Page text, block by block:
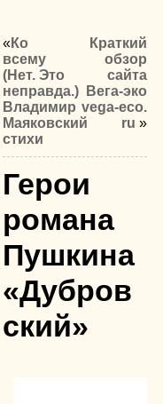
«Ко
всему
(Нет. Это
неправда.)
Владимир
Маяковский
стихи
Краткий
обзор
сайта
Вега-эко
vega-eco.
ru »
Герои
романа
Пушкина
«Дубров
ский»